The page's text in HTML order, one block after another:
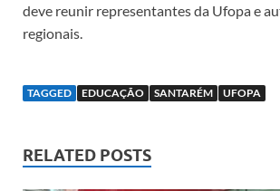
deve reunir representantes da Ufopa e
regionais.
TAGGED EDUCAÇÃO SANTARÉM UFOPA
RELATED POSTS